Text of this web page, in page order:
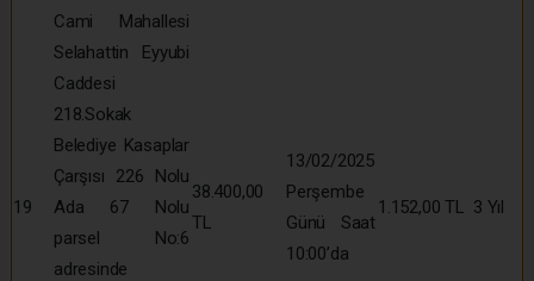
19
Cami Mahallesi
Selahattin Eyyubi
Caddesi
218.Sokak
Belediye Kasaplar
Çarşısı 226 Nolu
Ada 67 Nolu
parsel No:6
adresinde
38.400,00
TL
13/02/2025
Perşembe
Günü Saat
10:00’da
1.152,00 TL 3 Yıl